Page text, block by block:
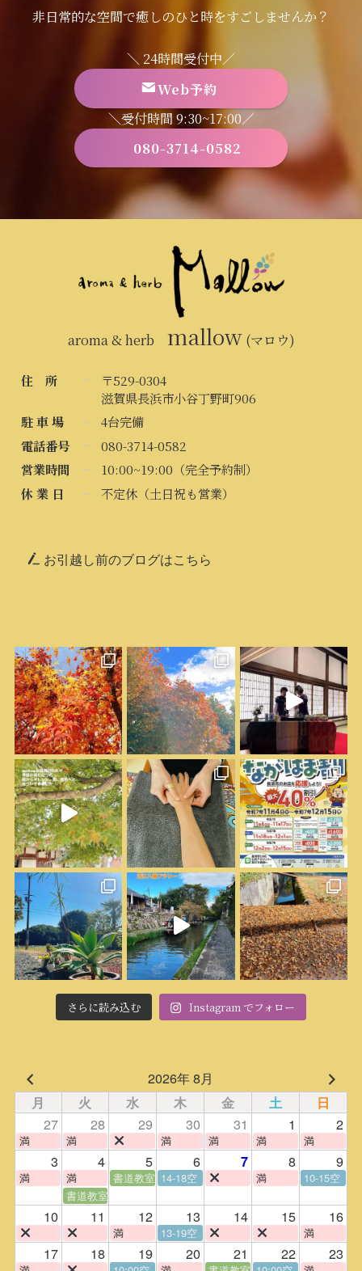
非日常的な空間で癒しのひと時をすごしませんか？
＼ 24時間受付中／
Web予約
＼受付時間 9:30~17:00／
080-3714-0582
aroma & herb mallow(マロウ)
住 所
〒529-0304
滋賀県長浜市小谷丁野町906
駐 車 場
4台完備
電話番号
080-3714-0582
営業時間
10:00~19:00（完全予約制）
休 業 日
不定休（土日祝も営業）
お引越し前のブログはこちら
さらに読み込む Instagram でフォロー
2026年 8月
月 火 水 木 金 土 日
27 28 29 30 31 1 2
満 満 満 満 満 満
3 4 5 6 7 8 9
満 満 書道教室 14-18空 満
10-15空
書道教室
10 11 12 13 14 15 16
満 13-19空 満
17 18 19 20 21 22 23